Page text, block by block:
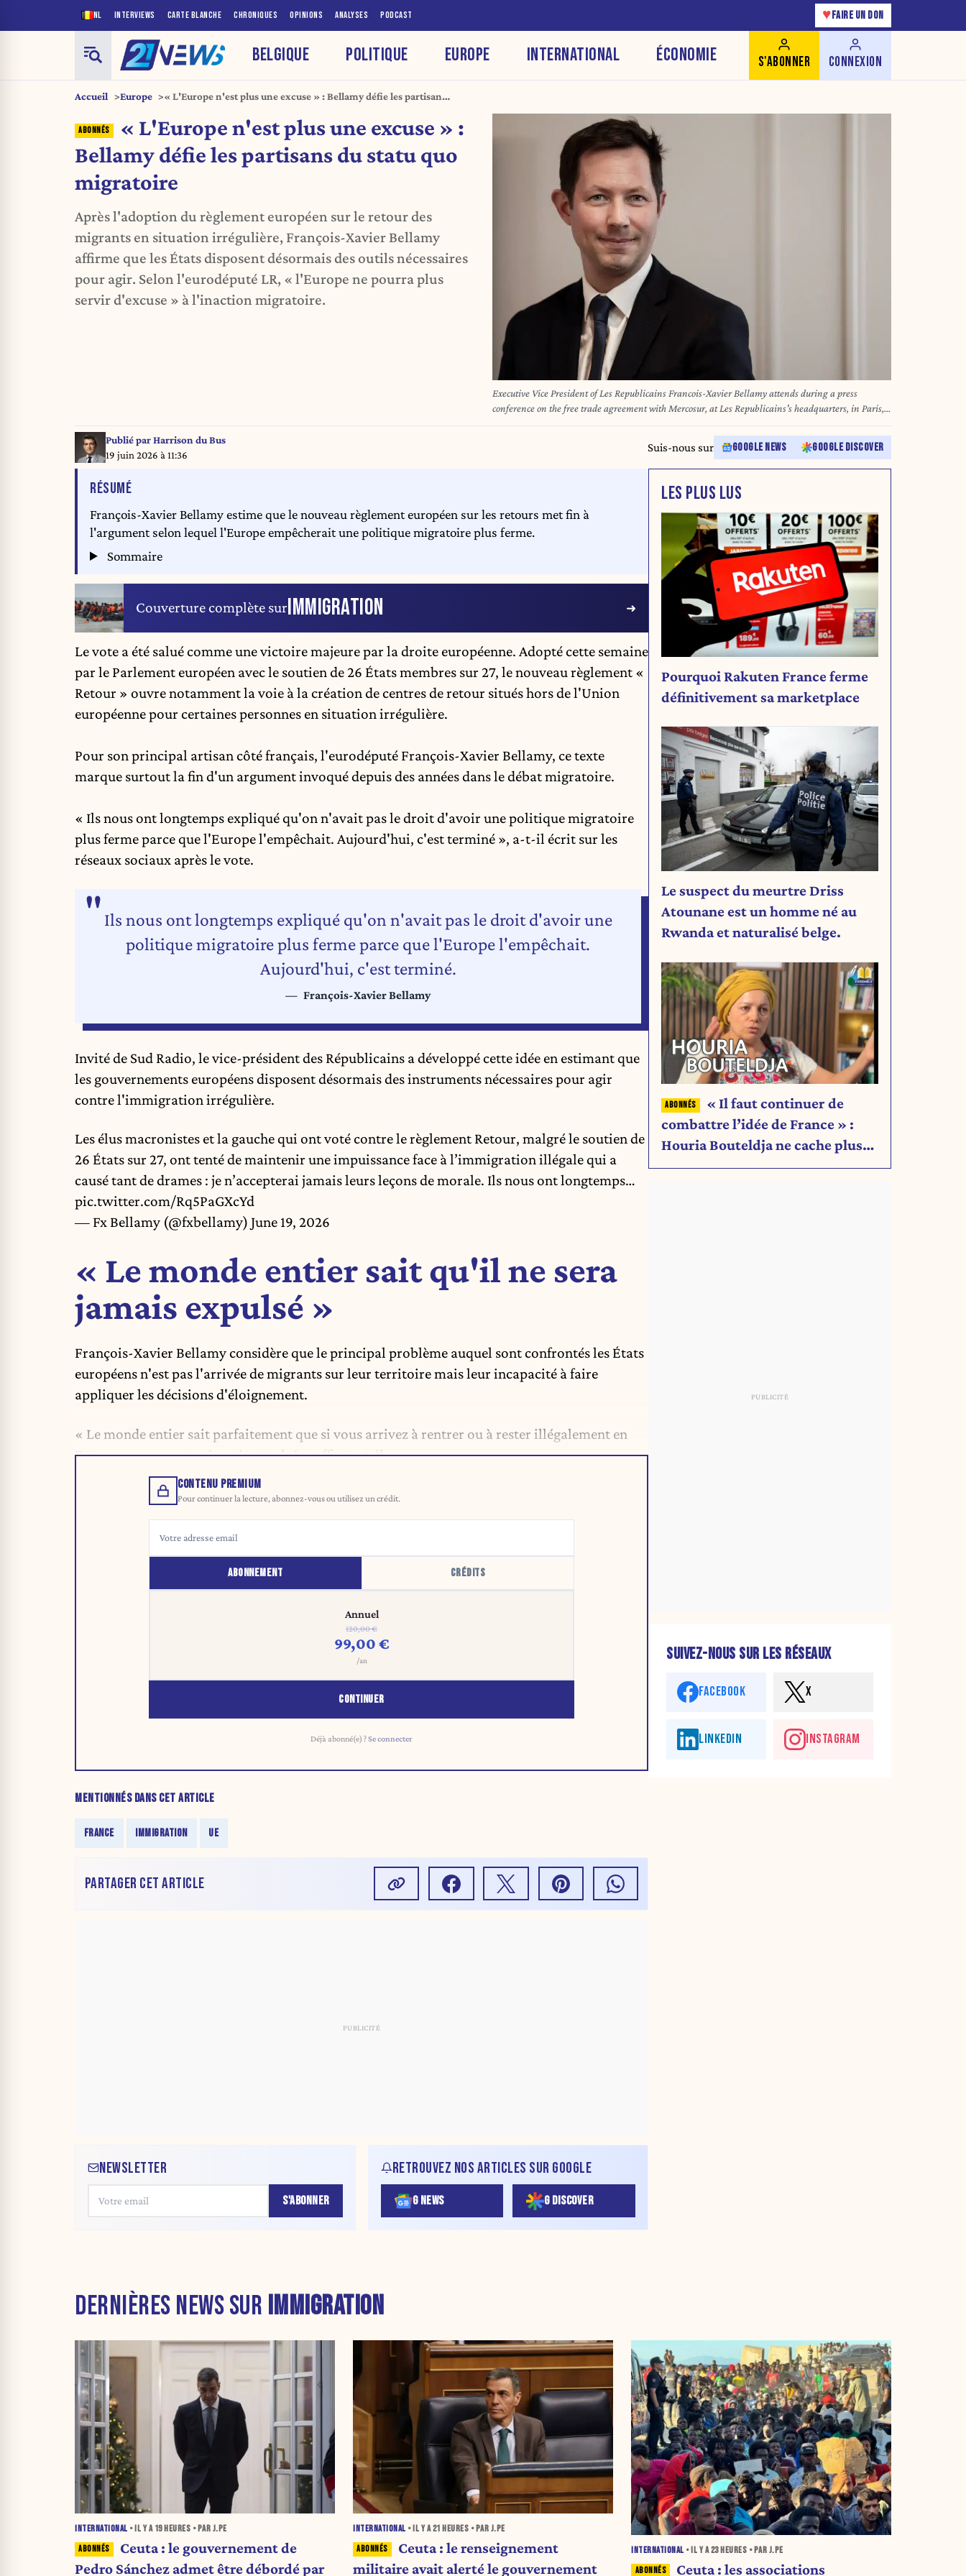
NL INTERVIEWS CARTE BLANCHE CHRONIQUES OPINIONS ANALYSES PODCAST ♥ FAIRE UN DON
BELGIQUE POLITIQUE EUROPE INTERNATIONAL ÉCONOMIE S'ABONNER CONNEXION
Accueil Europe
« L'Europe n'est plus une excuse » : Bellamy défie les partisans
« L'Europe n'est plus une excuse » :
Bellamy défie les partisans du statu quo
migratoire
Après l'adoption du règlement européen sur le retour des
migrants en situation irrégulière, François-Xavier Bellamy
affirme que les États disposent désormais des outils nécessaires
pour agir. Selon l'eurodéputé LR, « l'Europe ne pourra plus
servir d'excuse » à l'inaction migratoire.
Executive Vice President of Les Republicains Francois-Xavier Bellamy attends during a press
conference on the free trade agreement with Mercosur, at Les Republicains's headquarters, in Paris,
on December 15, 2025. Â' Stephane
Lemouton/SIPA//LEMOUTONSTEPHANE_251215A031/Credit:Stephane
Publié parHarrison du Bus
19 juin 2026 à 11:36
Suis-nous sur GOOGLE NEWS GOOGLE DISCOVER
RÉSUMÉDE L'ARTICLE
François-Xavier Bellamy estime que le nouveau règlement européen sur les retours met fin à
l'argument selon lequel l'Europe empêcherait une politique migratoire plus ferme.
Sommaire
Couverture complète surIMMIGRATION
Le vote a été salué comme une victoire majeure par ladroite européenne. Adopté cette semaine
par le Parlement européen avec le soutien de 26 États membres sur 27, lenouveau règlement «
Retour » ouvre notamment la voie à la création de centres de retour situés hors de l'Union
européenne pour certaines personnes en situation irrégulière.
Pour son principal artisan côté français, l'eurodéputé François-Xavier Bellamy, ce texte
marque surtout la fin d'un argument invoqué depuis des années dans le débat migratoire.
« Ils nous ont longtemps expliqué qu'on n'avait pas le droit d'avoir une politique migratoire
plus ferme parce que l'Europe l'empêchait. Aujourd'hui, c'est terminé », a-t-il écrit sur les
réseaux sociaux après le vote.
Ils nous ont longtemps expliqué qu'on n'avait pas le droit d'avoir une
politique migratoire plus ferme parce que l'Europe l'empêchait.
Aujourd'hui, c'est terminé.
François-Xavier Bellamy
Invité de Sud Radio, le vice-président des Républicains a développé cette idée en estimant que
les gouvernements européens disposent désormais des instruments nécessaires pour agir
contre l'immigration irrégulière.
Les élus macronistes et la gauche qui ont voté contre le règlement Retour, malgré le soutien de
26 États sur 27, ont tenté de maintenir une impuissance face à l’immigration illégale qui a
causé tant de drames : je n’accepterai jamais leurs leçons de morale. Ils nous ont longtemps…
pic.twitter.com/Rq5PaGXcYd
— Fx Bellamy (@fxbellamy) June 19, 2026
« Le monde entier sait qu'il ne sera
jamais expulsé »
François-Xavier Bellamy considère que le principal problème auquel sont confrontés les États
européens n'est pas l'arrivée de migrants sur leur territoire mais leur incapacité à faire
appliquer les décisions d'éloignement.
« Le monde entier sait parfaitement que si vous arrivez à rentrer ou à rester illégalement en
Europe, vous ne serez jamais expulsé », affirme-t-il.
CONTENU PREMIUM
Pour continuer la lecture, abonnez-vous ou utilisez un crédit.
ABONNEMENT CRÉDITS
Annuel
120,00 €
99,00 €
/an
CONTINUER
Déjà abonné(e) ?Se connecter
MENTIONNÉS DANS CET ARTICLE
FRANCE IMMIGRATION UE
PARTAGER CET ARTICLE
NEWSLETTER
S'ABONNER
RETROUVEZ NOS ARTICLES SUR GOOGLE
G NEWS G DISCOVER
LES PLUS LUS
Pourquoi Rakuten France ferme
définitivement sa marketplace
Le suspect du meurtre Driss
Atounane est un homme né au
Rwanda et naturalisé belge.
« Il faut continuer de
combattre l’idée de France » :
Houria Bouteldja ne cache plus
rien de son projet
SUIVEZ-NOUS SUR LES RÉSEAUX
FACEBOOK X
LINKEDIN INSTAGRAM
DERNIÈRES NEWS SUR IMMIGRATION
INTERNATIONAL • IL Y A 19 HEURES • PAR J.PE
Ceuta : le gouvernement de
Pedro Sánchez admet être débordé par
INTERNATIONAL • IL Y A21 HEURES • PAR J.PE
Ceuta : le renseignement
militaire avait alerté le gouvernement
INTERNATIONAL • IL Y A23 HEURES • PAR J.PE
Ceuta : les associations